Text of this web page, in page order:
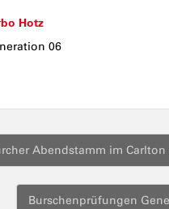
Hotz
06
Abendstamm im Carlton
Burschenprüfungen